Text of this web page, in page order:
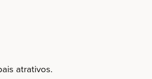
atrativos.